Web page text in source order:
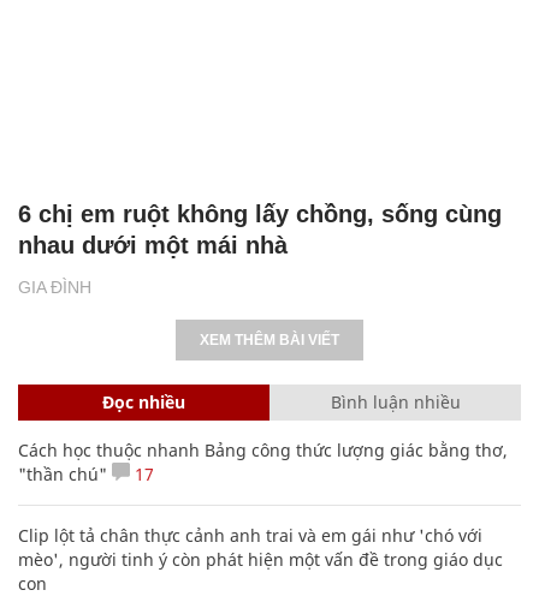
GIA ĐÌNH
6 chị em ruột không lấy chồng, sống cùng
nhau dưới một mái nhà
XEM THÊM BÀI VIẾT
Đọc nhiều Bình luận nhiều
Cách học thuộc nhanh Bảng công thức lượng giác bằng thơ,
"thần chú"
17
Clip lột tả chân thực cảnh anh trai và em gái như 'chó với
mèo', người tinh ý còn phát hiện một vấn đề trong giáo dục
con